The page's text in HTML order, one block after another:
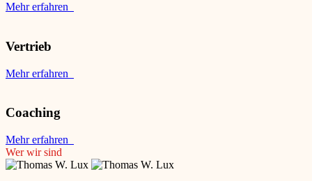
Mehr erfahren
Vertrieb
Mehr erfahren
Coaching
Mehr erfahren
Wer wir sind